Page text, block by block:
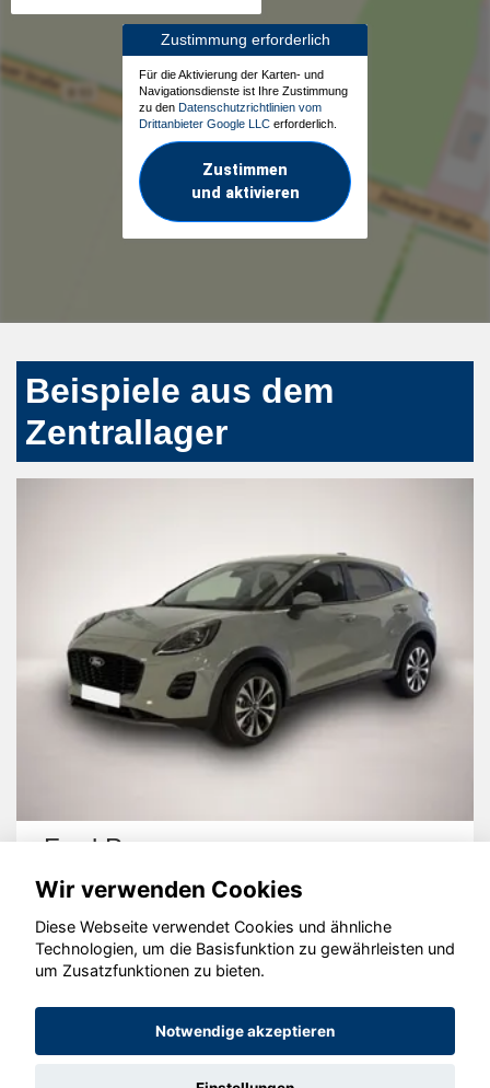
Zustimmung erforderlich
Für die Aktivierung der Karten- und
Navigationsdienste ist Ihre Zustimmung
zu den Datenschutzrichtlinien vom
Drittanbieter Google LLC erforderlich.
Zustimmen
und aktivieren
Beispiele aus dem
Zentrallager
Ford Puma
© konjunkturmotor.de GmbH 2020 - 2026
Wir verwenden Cookies
Diese Webseite verwendet Cookies und ähnliche
Technologien, um die Basisfunktion zu gewährleisten und
um Zusatzfunktionen zu bieten.
Notwendige akzeptieren